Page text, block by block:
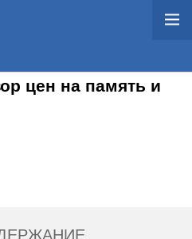
цен на память и